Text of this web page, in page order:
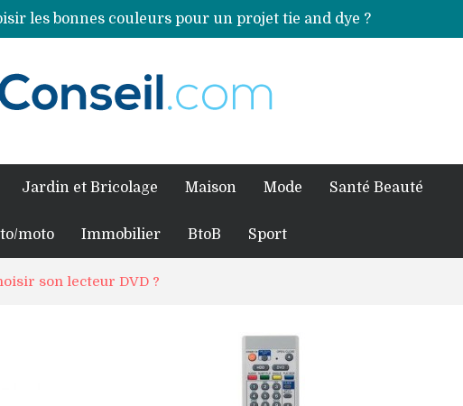
les bonnes couleurs pour un projet tie and dye ?
Comment préparer sa piscine pour une période prolongée d’inutilisation ?
un van Volkswagen ?
un professionnel pour traiter votre charpente ?
Jardin et Bricolage Maison Mode Santé Beauté
moto Immobilier BtoB Sport
son lecteur DVD ?